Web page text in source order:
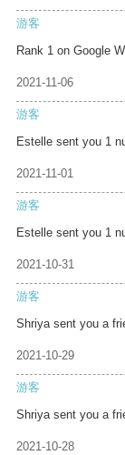
游客
Rank 1 on Google
2021-11-06
游客
Estelle sent you 1
2021-11-01
游客
Estelle sent you 1
2021-10-31
游客
Shriya sent you a
2021-10-29
游客
Shriya sent you a
2021-10-28